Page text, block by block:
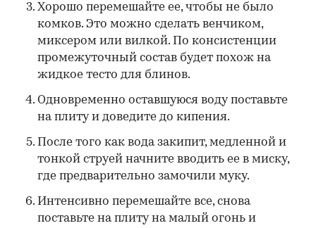
Хорошо перемешайте ее, чтобы не было
комков. Это можно сделать венчиком,
миксером или вилкой. По консистенции
промежуточный состав будет похож на
жидкое тесто для блинов.
Одновременно оставшуюся воду поставьте
на плиту и доведите до кипения.
После того как вода закипит, медленной и
тонкой струей начните вводить ее в миску,
где предварительно замочили муку.
Интенсивно перемешайте все, снова
поставьте на плиту на малый огонь и